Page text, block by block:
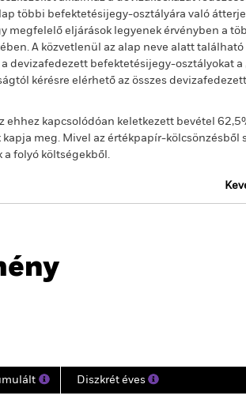
többi befektetésijegy-osztályára való
megfelelő eljárások legyenek érvényben a
A közvetlenül az alap neve alatt
befektetésijegy-osztályokat a
kérésre elérhető az összes
ehhez kapcsolódóan keletkezett bevétel
meg. Mivel az értékpapír-kölcsönzésből
a folyó költségekből.
Diszkrét éves